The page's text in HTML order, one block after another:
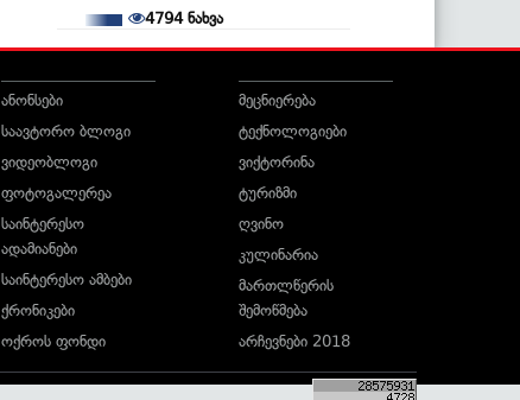
4794ნახვა
ანონსები
საავტორო ბლოგი
ვიდეობლოგი
ფოტოგალერეა
საინტერესო
ადამიანები
საინტერესო ამბები
ქრონიკები
ოქროს ფონდი
მეცნიერება
ტექნოლოგიები
ვიქტორინა
ტურიზმი
ღვინო
კულინარია
მართლწერის
შემოწმება
არჩევნები 2018